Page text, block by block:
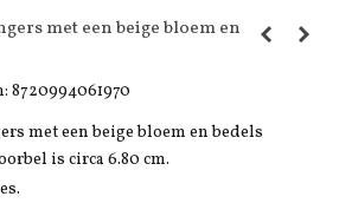
met een beige bloem en
8720994061970
met een beige bloem en bedels
is circa 6.80 cm.